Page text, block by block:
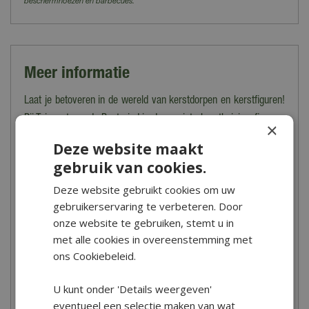
beschermhoezen en barbecues.
Meer informatie
Laat je betoveren in de wereld van kerstdorpen en kerstfiguren!
Heb je advies of inspiratie nodig bij het opbouwen van je eigen
indrukwekkende Kerstshow. Onze kerstdorpbouwers geven
je graag uitgebreid advies! Vrijwel alle kerstdorpartikelen zijn
ruim op voorraad, zodat je altijd keuze hebt! Koop
je kerstdorpartikelen online in onze webshop of kom langs in
×
Deze website maakt
gebruik van cookies.
Deze website gebruikt cookies om uw
gebruikerservaring te verbeteren. Door
onze website te gebruiken, stemt u in
met alle cookies in overeenstemming met
ons Cookiebeleid.
U kunt onder 'Details weergeven'
eventueel een selectie maken van wat